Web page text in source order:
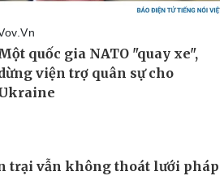
trại vẫn không thoát lưới pháp